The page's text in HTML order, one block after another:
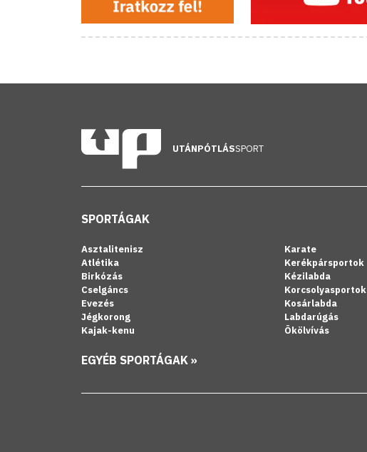
UTÁNPÓTLÁSSPORT
SPORTÁGAK
Asztalitenisz
Atlétika
Birkózás
Cselgáncs
Evezés
Jégkorong
Kajak-kenu
Karate
Kerékpársportok
Kézilabda
Korcsolyasportok
Kosárlabda
Labdarúgás
Ökölvívás
EGYÉB SPORTÁGAK »